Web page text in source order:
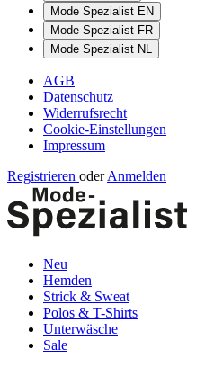
Mode Spezialist EN
Mode Spezialist FR
Mode Spezialist NL
AGB
Datenschutz
Widerrufsrecht
Cookie-Einstellungen
Impressum
Registrieren oder Anmelden
Neu
Hemden
Strick & Sweat
Polos & T-Shirts
Unterwäsche
Sale